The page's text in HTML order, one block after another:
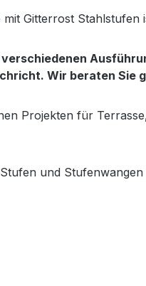
Gitterrost
Wir beraten Sie
Projekten für
und